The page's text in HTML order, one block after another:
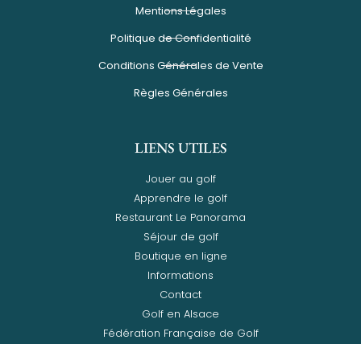
Mentions Légales
Politique de Confidentialité
Conditions Générales de Vente
Règles Générales
LIENS UTILES
Jouer au golf
Apprendre le golf
Restaurant Le Panorama
Séjour de golf
Boutique en ligne
Informations
Contact
Golf en Alsace
Fédération Française de Golf